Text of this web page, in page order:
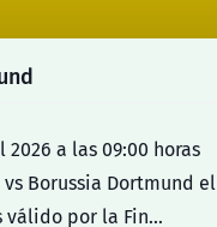
2026 a las 09:00 horas
Borussia Dortmund el
válido por la Fin…